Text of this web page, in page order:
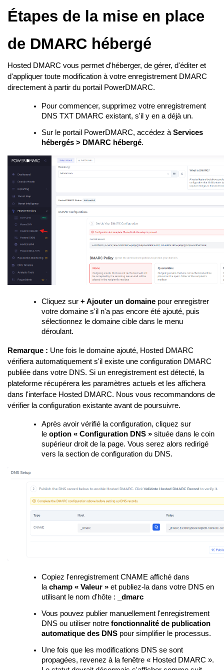
Étapes de la mise en place
de DMARC hébergé
Hosted DMARC vous permet d'héberger, de gérer, d'éditer et
d'appliquer toute modification à votre enregistrement DMARC
directement à partir du portail PowerDMARC.
Pour commencer, supprimez votre enregistrement
DNS TXT DMARC existant, s'il y en a déjà un.
Sur le portail PowerDMARC, accédez à Services
hébergés > DMARC hébergé.
Cliquez sur + Ajouter un domaine pour enregistrer
votre domaine s'il n'a pas encore été ajouté, puis
sélectionnez le domaine cible dans le menu
déroulant.
Remarque : Une fois le domaine ajouté, Hosted DMARC
vérifiera automatiquement s'il existe une configuration DMARC
publiée dans votre DNS. Si un enregistrement est détecté, la
plateforme récupérera les paramètres actuels et les affichera
dans l'interface Hosted DMARC. Nous vous recommandons de
vérifier la configuration existante avant de poursuivre.
Après avoir vérifié la configuration, cliquez sur
le option « Configuration DNS » située dans le coin
supérieur droit de la page. Vous serez alors redirigé
vers la section de configuration du DNS.
Copiez l'enregistrement CNAME affiché dans
la champ « Valeur » et publiez-la dans votre DNS en
utilisant le nom d'hôte :
_dmarc
Vous pouvez publier manuellement l'enregistrement
DNS ou utiliser notre fonctionnalité de publication
automatique des DNS pour simplifier le processus.
Une fois que les modifications DNS se sont
propagées, revenez à la fenêtre « Hosted DMARC ».